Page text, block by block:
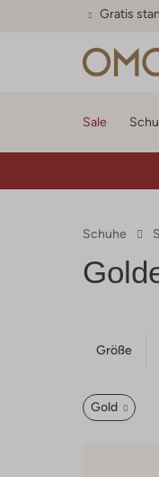
Gratis
Sale
Schuhe
Größe
28
Gold